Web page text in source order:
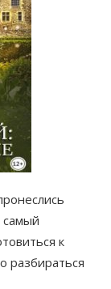
самый
к
разбираться